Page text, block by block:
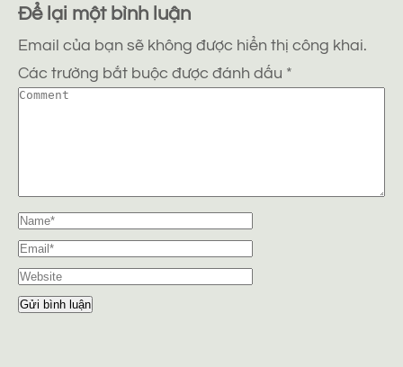
Để lại một bình luận
Email của bạn sẽ không được hiển thị công khai.
Các trường bắt buộc được đánh dấu *